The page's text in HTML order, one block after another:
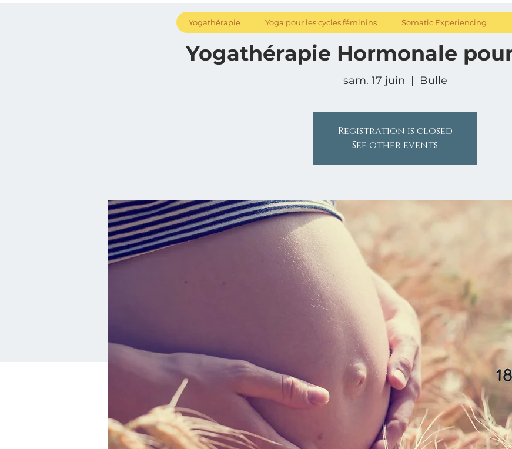
Yogathérapie Yoga pour les cycles féminins Somatic Experiencing
Yogathérapie Hormonale
sam. 17 juin
  |
Bulle
Registration is closed
See other events